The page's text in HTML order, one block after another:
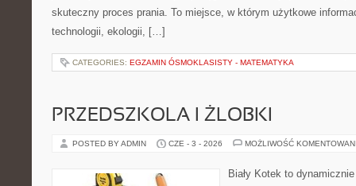
skuteczny proces prania. To miejsce, w którym użytkowe
technologii, ekologii, […]
CATEGORIES: EGZAMIN ÓSMOKLASISTY - MATEMATYKA
PRZEDSZKOLA I ŻLOBKI
POSTED BY ADMIN CZE - 3 - 2026 MOŻLIWOŚĆ
Biały Kotek to